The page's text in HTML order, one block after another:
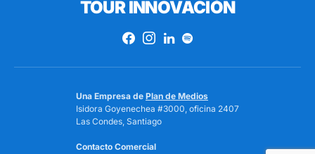
TOUR INNOVACIÓN
Una Empresa de Plan de Medios
Isidora Goyenechea #3000, oficina 2407
Las Condes, Santiago
Contacto Comercial